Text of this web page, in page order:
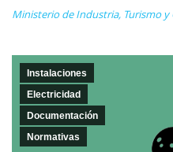
Ministerio de Industria, Turismo y
Instalaciones
Electricidad
Documentación
Normativas